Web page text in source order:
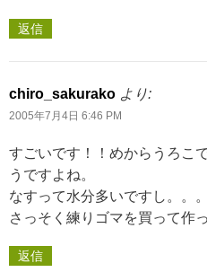
返信
chiro_sakurako より:
2005年7月4日 6:46 PM
すごいです！！めからうろこ
うですよね。
なすって水分多いですし。。
さっそく練りゴマを買って作
返信